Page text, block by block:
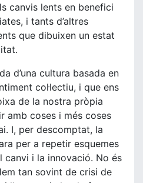
canvis lents en benefici
i tants d’altres
que dibuixen un estat
d’una cultura basada en
col·lectiu, i que ens
de la nostra pròpia
amb coses i més coses
I, per descomptat, la
per a repetir esquemes
canvi i la innovació. No és
tan sovint de crisi de